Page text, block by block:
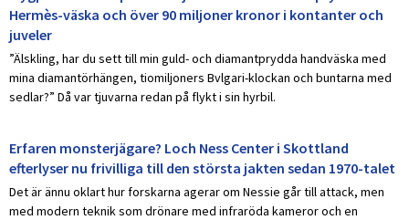
Hermès-väska och över 90 miljoner kronor i kontanter och
juveler
”Älskling, har du sett till min guld- och diamantprydda handväska med
mina diamantörhängen, tiomiljoners Bvlgari-klockan och buntarna med
sedlar?” Då var tjuvarna redan på flykt i sin hyrbil.
Erfaren monsterjägare? Loch Ness Center i Skottland
efterlyser nu frivilliga till den största jakten sedan 1970-talet
Det är ännu oklart hur forskarna agerar om Nessie går till attack, men
med modern teknik som drönare med infraröda kameror och en